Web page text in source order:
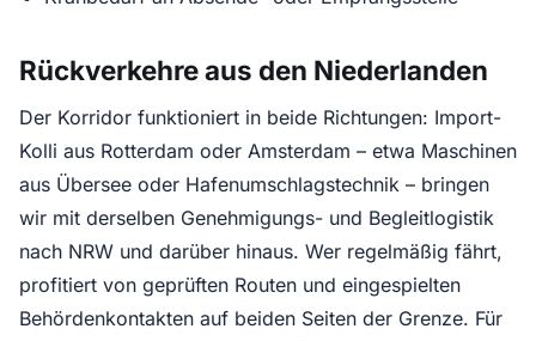
Rückverkehre aus den Niederlanden
Der Korridor funktioniert in beide Richtungen: Import-
Kolli aus Rotterdam oder Amsterdam – etwa Maschinen
aus Übersee oder Hafenumschlagstechnik – bringen
wir mit derselben Genehmigungs- und Begleitlogistik
nach NRW und darüber hinaus. Wer regelmäßig fährt,
profitiert von geprüften Routen und eingespielten
Behördenkontakten auf beiden Seiten der Grenze. Für